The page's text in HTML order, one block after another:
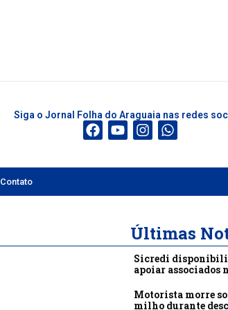
Siga o Jornal Folha do Araguaia nas redes
Contato
Últimas
Sicredi
apoiar associados
Motorista morre
milho durante